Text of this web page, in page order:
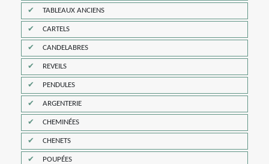
TABLEAUX ANCIENS
CARTELS
CANDELABRES
REVEILS
PENDULES
ARGENTERIE
CHEMINÉES
CHENETS
POUPÉES